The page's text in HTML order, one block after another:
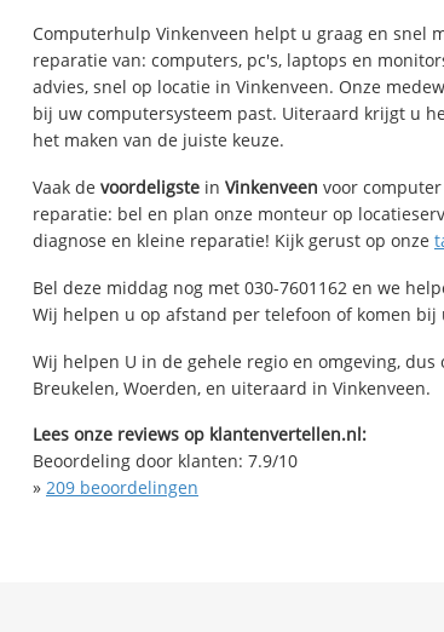
Computerhulp Vinkenveen helpt u graag en snel
reparatie van: computers, pc's, laptops en
advies, snel op locatie in Vinkenveen. Onze
bij uw computersysteem past. Uiteraard krijgt u
het maken van de juiste keuze.
Vaak de voordeligste in Vinkenveen voor
reparatie: bel en plan onze monteur op
diagnose en kleine reparatie! Kijk gerust op onze
Bel deze middag nog met 030-7601162 en we
Wij helpen u op afstand per telefoon of komen bij
Wij helpen U in de gehele regio en omgeving, dus
Breukelen, Woerden, en uiteraard in Vinkenveen.
Lees onze reviews op klantenvertellen.nl:
Beoordeling door klanten: 7.9/10
» 209 beoordelingen